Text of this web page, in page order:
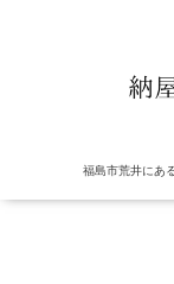
福島市荒井にあ